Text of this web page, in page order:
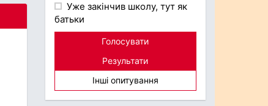
Уже закінчив школу, тут як
батьки
Голосувати
Результати
Інші опитування